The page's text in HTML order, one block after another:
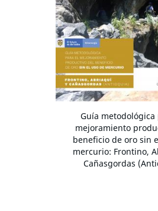
Guía metodológica
mejoramiento
beneficio de oro sin
mercurio: Frontino,
Cañasgordas